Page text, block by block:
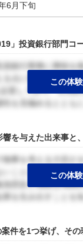
6月下旬
」投資銀行部門コ
資銀行業務に興味
る点に魅力を感じ
置しており、圧倒
を見極めるととも
この体
を与えた出来事と
事を考える大切
いことに気が付い
強意欲と成績は飛
を生み出すことを
この体
件を1つ挙げ、その